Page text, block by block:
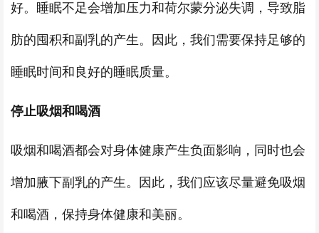
好。睡眠不足会增加压力和荷尔蒙分泌失调，导致脂
肪的囤积和副乳的产生。因此，我们需要保持足够的
睡眠时间和良好的睡眠质量。
停止吸烟和喝酒
吸烟和喝酒都会对身体健康产生负面影响，同时也会
增加腋下副乳的产生。因此，我们应该尽量避免吸烟
和喝酒，保持身体健康和美丽。